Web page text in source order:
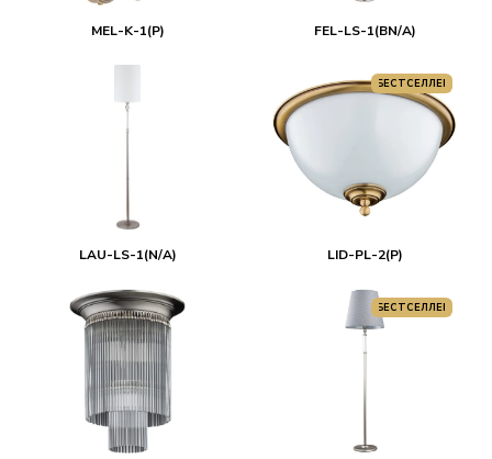
MEL-K-1(P) FEL-LS-1(BN/A)
LAU-LS-1(N/A)
БЕСТСЕЛЛЕР
LID-PL-2(P)
БЕСТСЕЛЛЕР